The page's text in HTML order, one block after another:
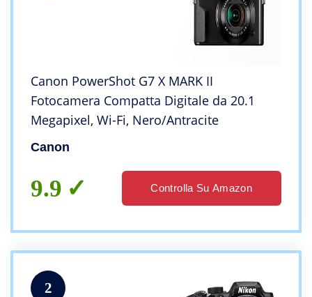
Canon PowerShot G7 X MARK II
Fotocamera Compatta Digitale da 20.1
Megapixel, Wi-Fi, Nero/Antracite
Canon
9.9 Controlla Su Amazon
2